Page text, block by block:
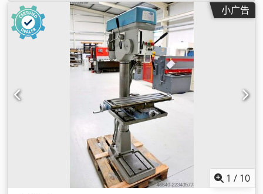
小广告
1 / 10